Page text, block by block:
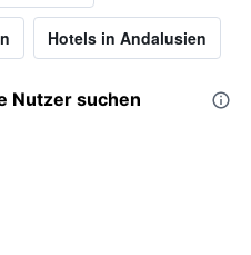
Hotels in Andalusien
Nutzer suchen